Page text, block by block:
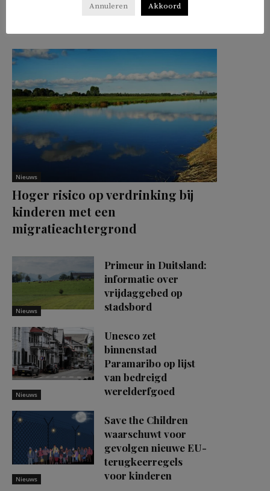
Delen 𝕏 f in
Nieuws
Hoger risico op verdrinking bij
kinderen met een
migratieachtergrond
Nieuws
Primeur in Duitsland:
informatie over
vrijdaggebed op
stadsbord
Nieuws
Unesco zet
binnenstad
Paramaribo op lijst
van bedreigd
werelderfgoed
Nieuws
Save the Children
waarschuwt voor
gevolgen nieuwe EU-
terugkeerregels
voor kinderen
Annuleren Akkoord